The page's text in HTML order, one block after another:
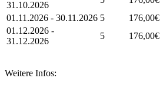
31.10.2026
01.11.2026 - 30.11.2026 5 176,00€
01.12.2026 -
31.12.2026
5 176,00€
Weitere Infos: